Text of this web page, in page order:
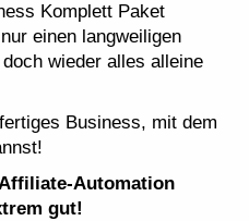
Komplett Paket
einen langweiligen
wieder alles alleine
Business, mit dem
Automation
gut!